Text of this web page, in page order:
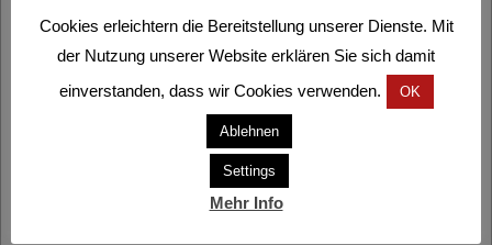
Technische Hilfeleistung mit Kran
Cookies erleichtern die Bereitstellung unserer Dienste. Mit
der Nutzung unserer Website erklären Sie sich damit
einverstanden, dass wir Cookies verwenden.
OK
Ablehnen
Settings
Mehr Info